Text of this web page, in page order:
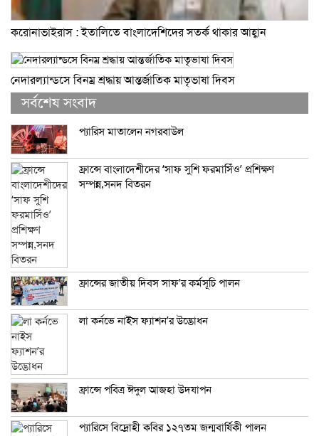
করোনাভাইরাস : ইতালিতে বাংলাদেশিদের সতর্ক থাকার আহ্বান
নেদারল্যান্ডসে বিনম্র শ্রদ্ধায় আন্তর্জাতিক মাতৃভাষা দিবস
সর্বশেষ সংবাদ
প্যারিস মাতালেন নগরবাউল
ফ্রান্সে বাংলাদেশীদের ‘সাফ সুশি ফরমাসিঁও’ প্রশিক্ষণ
সম্পন্ন,সনদ বিতরন
ফ্রান্সের জাতীয় দিবস সাফ’র কর্মসূচি পালন
লা কর্নভে নাইস ফ্যাশন’র উদ্ভোধন
ফ্রান্সে পবিত্র ঈদুল আজহা উদযাপন
প্যারিসে বিদ্রোহী কবির ১২৭তম জন্মবার্ষিকী পালন